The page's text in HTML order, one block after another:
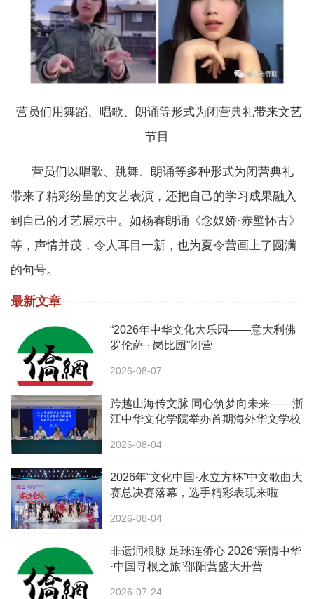
营员们用舞蹈、唱歌、朗诵等形式为闭营典礼带来文艺
节目
营员们以唱歌、跳舞、朗诵等多种形式为闭营典礼
带来了精彩纷呈的文艺表演，还把自己的学习成果融入
到自己的才艺展示中。如杨睿朗诵《念奴娇·赤壁怀古》
等，声情并茂，令人耳目一新，也为夏令营画上了圆满
的句号。
最新文章
“2026年中华文化大乐园——意大利佛
罗伦萨 · 岗比园”闭营
2026-08-07
跨越山海传文脉 同心筑梦向未来——浙
江中华文化学院举办首期海外华文学校
2026-08-04
2026年“文化中国·水立方杯”中文歌曲大
赛总决赛落幕，选手精彩表现来啦
2026-08-04
非遗润根脉 足球连侨心 2026“亲情中华
·中国寻根之旅”邵阳营盛大开营
2026-07-24